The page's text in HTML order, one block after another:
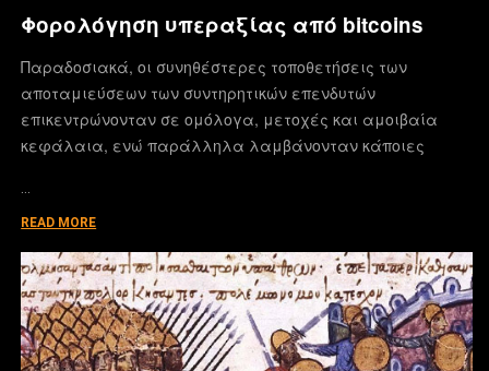
Φορολόγηση υπεραξίας από bitcoins
Παραδοσιακά, οι συνηθέστερες τοποθετήσεις των
αποταμιεύσεων των συντηρητικών επενδυτών
επικεντρώνονταν σε ομόλογα, μετοχές και αμοιβαία
κεφάλαια, ενώ παράλληλα λαμβάνονταν κάποιες
…
READ MORE